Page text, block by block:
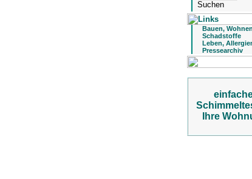
Bauen, Wohnen
Schadstoffe
Leben,
Pressearchiv
Ihre